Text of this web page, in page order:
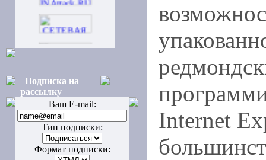
Подписка на
рассылку
Ваш E-mail:
Тип подписки:
Формат подписки:
Internet